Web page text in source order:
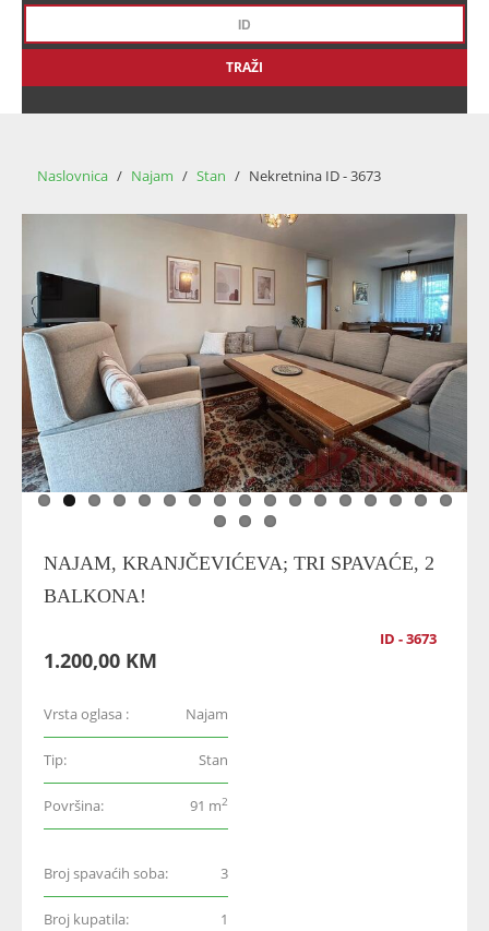
TRAŽI
Naslovnica / Najam / Stan / Nekretnina ID - 3673
NAJAM, KRANJČEVIĆEVA; TRI SPAVAĆE, 2
BALKONA!
ID - 3673
1.200,00 KM
Vrsta oglasa : Najam
Tip: Stan
Površina: 91 m2
Broj spavaćih soba: 3
Broj kupatila: 1